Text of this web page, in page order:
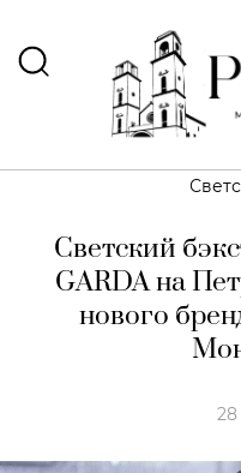
Светский
GARDA на
нового